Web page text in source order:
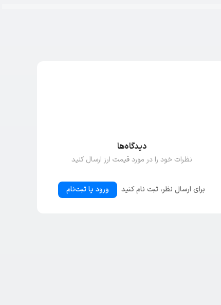
دیدگاه‌ها
نظرات خود را در مورد قیمت ارز ارسال کنید
برای ارسال نظر، ثبت نام کنید ورود یا ثبت‌نام